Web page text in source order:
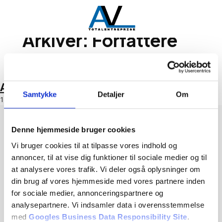
Samtykke Detaljer Om
Denne hjemmeside bruger cookies
Vi bruger cookies til at tilpasse vores indhold og
annoncer, til at vise dig funktioner til sociale medier og til
at analysere vores trafik. Vi deler også oplysninger om
din brug af vores hjemmeside med vores partnere inden
for sociale medier, annonceringspartnere og
analysepartnere. Vi indsamler data i overensstemmelse
med Googles Business Data Responsibility Site
Arkiver: Forfattere
Alexander Vig
10. februar 2026
AV Totalentreprise
CVR: 37656690
Hos AV Totalentreprise tager vi os af alt planlægning under
hele byggeprojektet, som en samlet totalløsning med
projektledelse samt kvalitetssikring.
Se Cookies- & Privatlivspolitikher